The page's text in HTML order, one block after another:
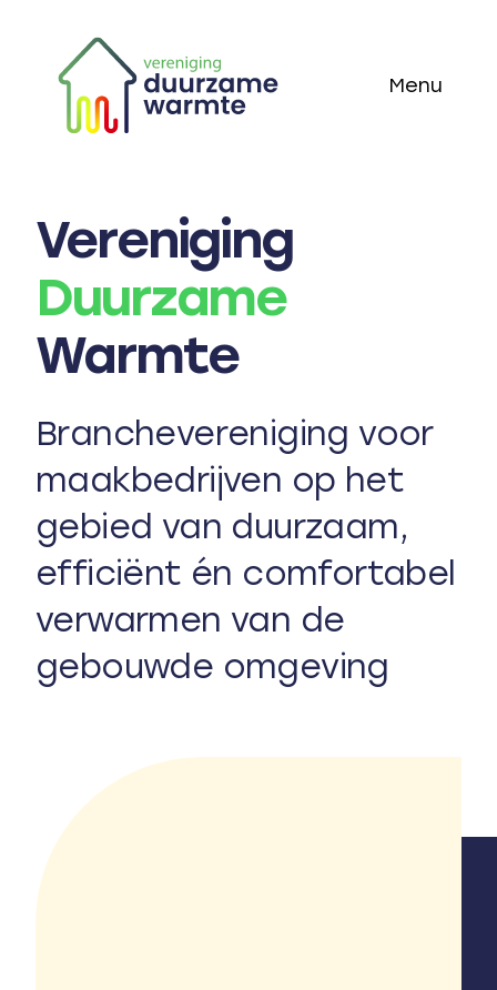
content
Menu
Thema’s
Technieken
Actueel
Over ons
Vereniging
Duurzame
Warmte
Branchevereniging voor
maakbedrijven op het
gebied van duurzaam,
efficiënt én comfortabel
verwarmen van de
gebouwde omgeving